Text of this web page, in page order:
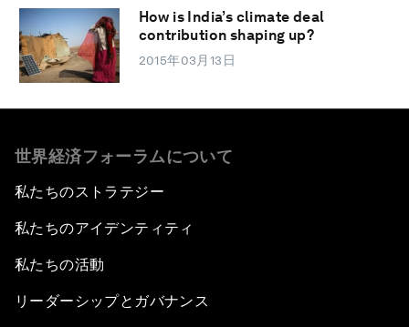
How is India’s climate deal
contribution shaping up?
2015年03月13日
世界経済フォーラムについて
私たちのストラテジー
私たちのアイデンティティ
私たちの活動
リーダーシップとガバナンス